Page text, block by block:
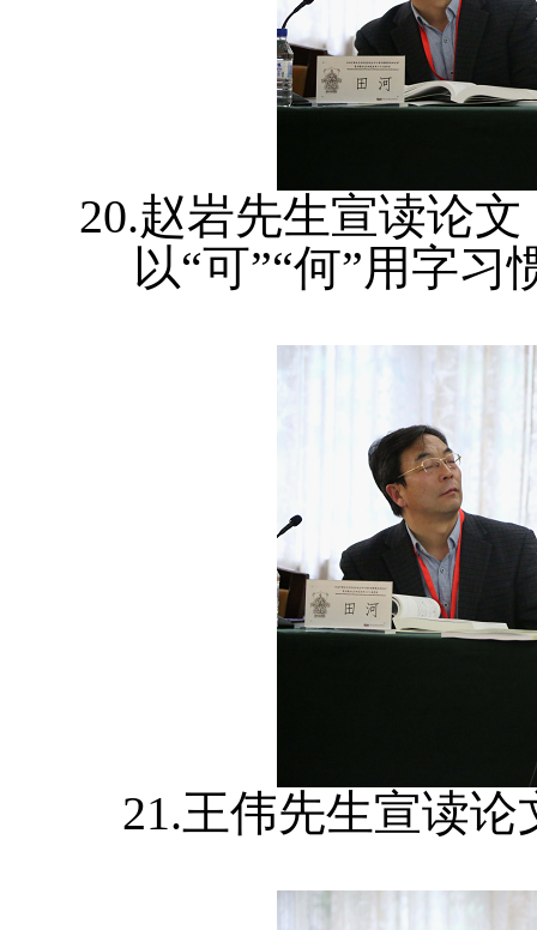
20.赵岩先生宣读论
以“可”“何”用字
21.王伟先生宣读